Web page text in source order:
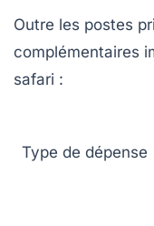
Outre les postes
complémentaires
safari :
Type de dépense